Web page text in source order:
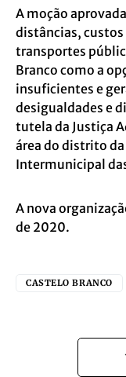
A moção
distâncias, custos
transportes
Branco como a
insuficientes e
desigualdades e
tutela da Justiça
área do distrito
Intermunicipal
A nova
de 2020.
CASTELO BRANCO